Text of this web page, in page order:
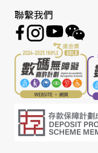
聯繫我們